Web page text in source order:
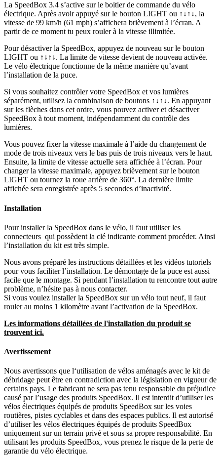
La SpeedBox 3.4 s’active sur le boitier de commande du vélo
électrique. Après avoir appuyé sur le bouton LIGHT ou ↑↓↑↓, la
vitesse de 99 km/h (61 mph) s’affichera brièvement à l’écran. A
partir de ce moment tu peux rouler à la vitesse illimitée.
Pour désactiver la SpeedBox, appuyez de nouveau sur le bouton
LIGHT ou ↑↓↑↓. La limite de vitesse devient de nouveau activée.
Le vélo électrique fonctionne de la même manière qu’avant
l’installation de la puce.
Si vous souhaitez contrôler votre SpeedBox et vos lumières
séparément, utilisez la combinaison de boutons ↑↓↑↓. En appuyant
sur les flèches dans cet ordre, vous pouvez activer et désactiver
SpeedBox à tout moment, indépendamment du contrôle des
lumières.
Vous pouvez fixer la vitesse maximale à l’aide du changement de
mode de trois niveaux vers le bas puis de trois niveaux vers le haut.
Ensuite, la limite de vitesse actuelle sera affichée à l’écran. Pour
changer la vitesse maximale, appuyez brièvement sur le bouton
LIGHT ou tournez la roue arrière de 360°. La dernière limite
affichée sera enregistrée après 5 secondes d’inactivité.
Installation
Pour installer la SpeedBox dans le vélo, il faut utiliser les
connecteurs qui possèdent la clé indicante comment procéder. Ainsi
l’installation du kit est très simple.
Nous avons préparé les instructions détaillées et les vidéos tutoriels
pour vous faciliter l’installation. Le démontage de la puce est aussi
facile que le montage. Si pendant l’installation tu rencontre tout autre
problème, n’hésite pas à nous contacter.
Si vous voulez installer la SpeedBox sur un vélo tout neuf, il faut
rouler au moins 1 kilomètre avant l’activation de la SpeedBox.
Les informations détaillées de l'installation du produit se
trouvent ici.
Avertissement
Nous avertissons que l‘utilisation de vélos aménagés avec le kit de
débridage peut être en contradiction avec la législation en vigueur de
certains pays. Le fabricant ne sera pas tenu responsable du préjudice
causé par l’usage des produits SpeedBox. Il est interdit d’utiliser les
vélos électriques équipés de produits SpeedBox sur les voies
routières, pistes cyclables et dans des espaces publics. Il est autorisé
d’utiliser les vélos électriques équipés de produits SpeedBox
uniquement sur un terrain privé et sous sa propre responsabilité. En
utilisant les produits SpeedBox, vous prenez le risque de la perte de
garantie du vélo électrique.